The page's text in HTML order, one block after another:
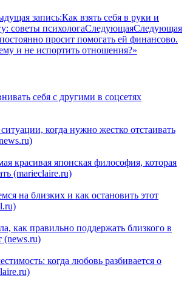
запись:Как взять себя в руки и
советы психологаСледующаяСледующая
просит помогать ей финансово.
и не испортить отношения?»
себя с другими в соцсетях
когда нужно жестко отстаивать
красивая японская философия, которая
(marieclaire.ru)
на близких и как остановить этот
как правильно поддержать близкого в
(news.ru)
когда любовь разбивается о